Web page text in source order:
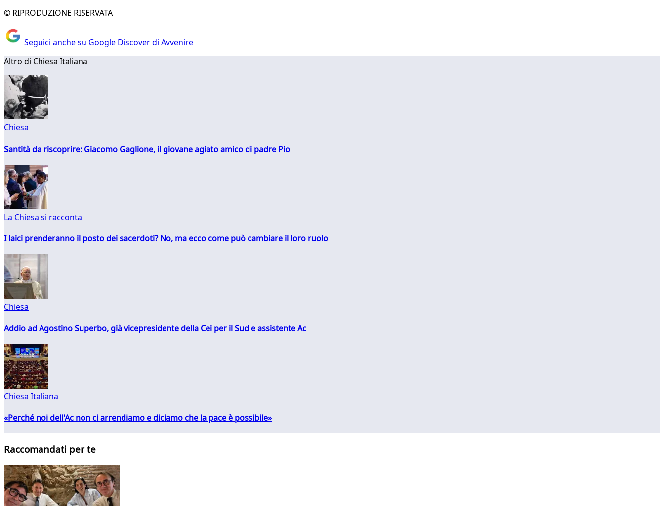
© RIPRODUZIONE RISERVATA
Seguici anche su Google Discover di Avvenire
Altro di Chiesa Italiana
Chiesa
Santità da riscoprire: Giacomo Gaglione, il giovane agiato amico di padre Pio
La Chiesa si racconta
I laici prenderanno il posto dei sacerdoti? No, ma ecco come può cambiare il loro ruolo
Chiesa
Addio ad Agostino Superbo, già vicepresidente della Cei per il Sud e assistente Ac
Chiesa Italiana
«Perché noi dell'Ac non ci arrendiamo e diciamo che la pace è possibile»
Raccomandati per te